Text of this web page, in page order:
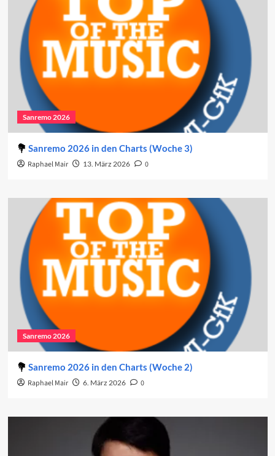
Sanremo 2026
Sanremo 2026 in den Charts (Woche 3)
Raphael Mair 13. März 2026 0
Sanremo 2026
Sanremo 2026 in den Charts (Woche 2)
Raphael Mair 6. März 2026 0